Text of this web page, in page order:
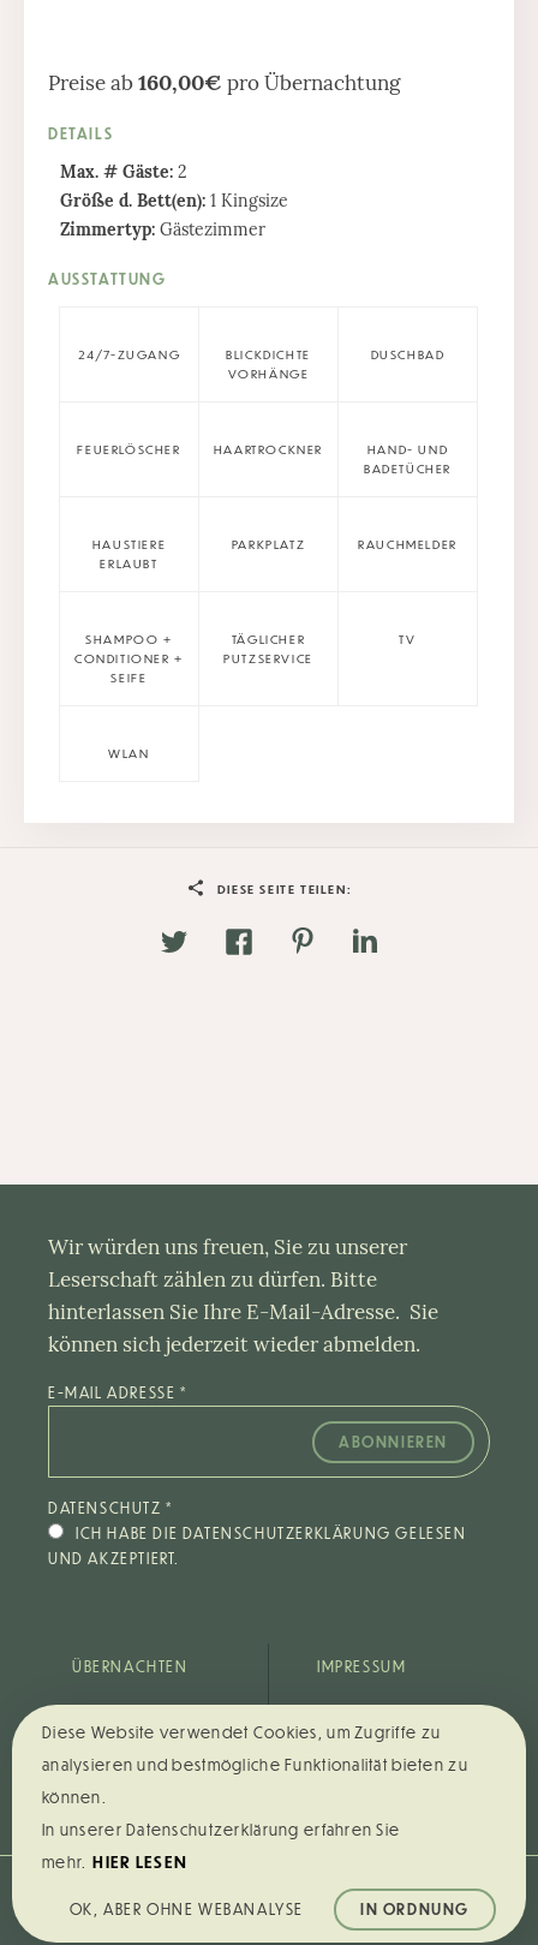
Diese Website verwendet Cookies, um Zugriffe zu
analysieren und bestmögliche Funktionalität bieten zu
können.
In unserer Datenschutzerklärung erfahren Sie
mehr. HIER LESEN
IN ORDNUNG
OK, ABER OHNE WEBANALYSE
Preise ab 160,00€ pro Übernachtung
DETAILS
Max. # Gäste: 2
Größe d. Bett(en): 1 Kingsize
Zimmertyp: Gästezimmer
AUSSTATTUNG
24/7-ZUGANG
BLICKDICHTE
VORHÄNGE
DUSCHBAD
FEUERLÖSCHER HAARTROCKNER
HAND- UND
BADETÜCHER
HAUSTIERE
ERLAUBT
PARKPLATZ RAUCHMELDER
SHAMPOO +
CONDITIONER +
SEIFE
TÄGLICHER
PUTZSERVICE
TV
WLAN
DIESE SEITE TEILEN:
Wir würden uns freuen, Sie zu unserer
Leserschaft zählen zu dürfen. Bitte
hinterlassen Sie Ihre E-Mail-Adresse. Sie
können sich jederzeit wieder abmelden.
E-MAIL ADRESSE *
DATENSCHUTZ*
ICH HABE DIE DATENSCHUTZERKLÄRUNG GELESEN
UND AKZEPTIERT.
ÜBERNACHTEN
CATERING
IMPRESSUM
STORNO­
© GUTSHAUS NEU GAARZ · 2022 — 2026